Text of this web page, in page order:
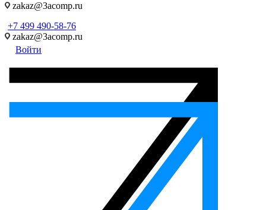
zakaz@3acomp.ru
+7 499 490-58-76
zakaz@3acomp.ru
Войти